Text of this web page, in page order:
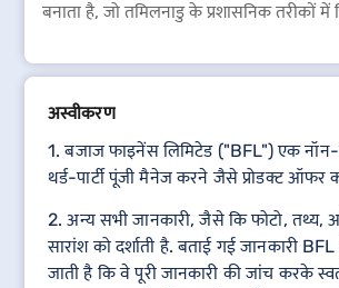
बनाता है, जो तमिलनाडु के प्रशासनिक
अस्वीकरण
1. बजाज फाइनेंस लिमिटेड ("BFL") एक नॉन-
थर्ड-पार्टी पूंजी मैनेज करने जैसे प्रोडक्ट
2. अन्य सभी जानकारी, जैसे कि फोटो, तथ्य,
सारांश को दर्शाती है. बताई गई जानकारी
जाती है कि वे पूरी जानकारी की जांच करके